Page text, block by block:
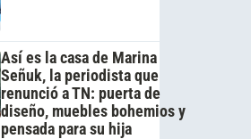
Así es la casa de Marina
Señuk, la periodista que
renunció a TN: puerta de
diseño, muebles bohemios y
pensada para su hija